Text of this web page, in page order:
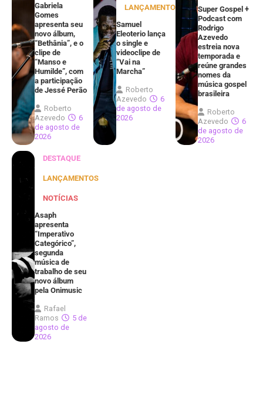
Gabriela
Gomes
apresenta seu
novo álbum,
“Bethânia”, e o
clipe de
“Manso e
Humilde”, com
a participação
de Jessé Perão
Roberto
Azevedo
6
de agosto de
2026
LANÇAMENTOS
Samuel
Eleoterio lança
o single e
videoclipe de
“Vai na
Marcha”
Roberto
Azevedo
6
de agosto de
2026
Super Gospel +
Podcast com
Rodrigo
Azevedo
estreia nova
temporada e
reúne grandes
nomes da
música gospel
brasileira
Roberto
Azevedo
6
de agosto de
2026
DESTAQUE
LANÇAMENTOS
NOTÍCIAS
Asaph
apresenta
“Imperativo
Categórico”,
segunda
música de
trabalho de seu
novo álbum
pela Onimusic
Rafael
Ramos
5 de
agosto de
2026